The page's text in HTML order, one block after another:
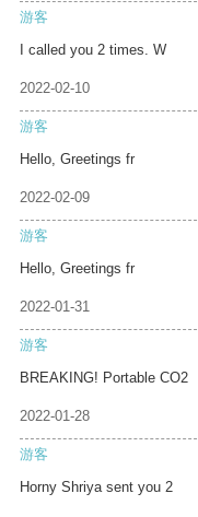
游客
I called you 2 times. W
2022-02-10
游客
Hello, Greetings fr
2022-02-09
游客
Hello, Greetings fr
2022-01-31
游客
BREAKING! Portable CO2
2022-01-28
游客
Horny Shriya sent you 2